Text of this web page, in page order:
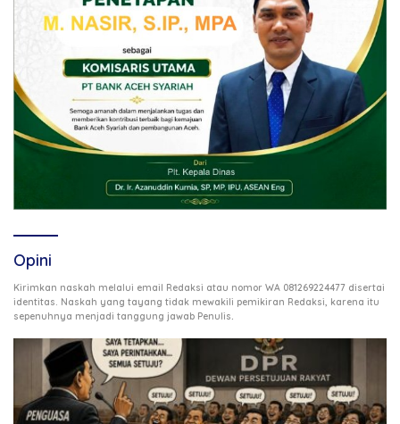
Opini
Kirimkan naskah melalui email Redaksi atau nomor WA 081269224477 disertai
identitas. Naskah yang tayang tidak mewakili pemikiran Redaksi, karena itu
sepenuhnya menjadi tanggung jawab Penulis.